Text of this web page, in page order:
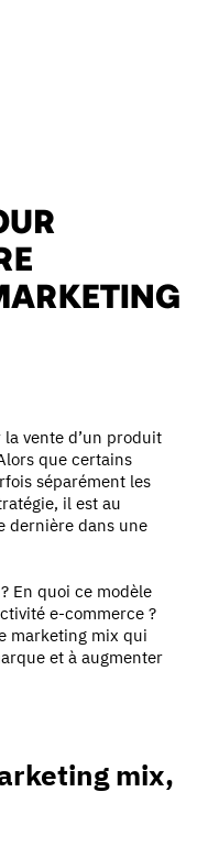
la vente d’un produit
que certains
séparément les
il est au
dernière dans une
En quoi ce modèle
e-commerce ?
marketing mix qui
et à augmenter
mix,